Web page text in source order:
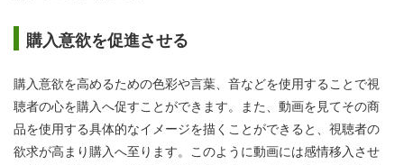
購入意欲を促進させる
購入意欲を高めるための色彩や言葉、音などを使用することで視
聴者の心を購入へ促すことができます。また、動画を見てその商
品を使用する具体的なイメージを描くことができると、視聴者の
欲求が高まり購入へ至ります。このように動画には感情移入させ